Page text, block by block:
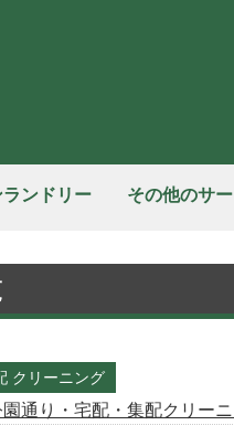
ランドリー その他のサ
クリーニング
園通り・宅配・集配クリー